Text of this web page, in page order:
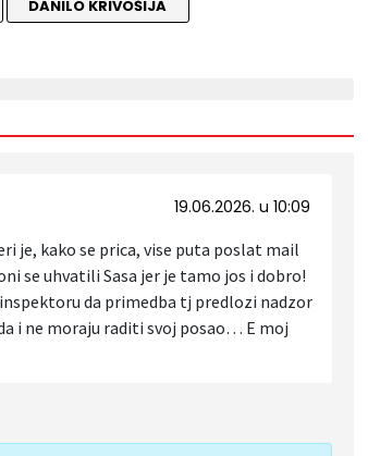
DANILO KRIVOŠIJA
19.06.2026. u 10:09
je, kako se prica, vise puta poslat mail
se uhvatili Sasa jer je tamo jos i dobro!
da primedba tj predlozi nadzor
i ne moraju raditi svoj posao… E moj